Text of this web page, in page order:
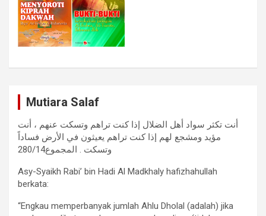
Mutiara Salaf
أنت تكثر سواد أهل الضلال إذا كنت تراهم وتسكت عنهم ، أنت
مؤيد ومشجع لهم إذا كنت تراهم يعيثون في الأرض فساداً
وتسكت . المجموع280/14
Asy-Syaikh Rabi’ bin Hadi Al Madkhaly hafizhahullah
berkata:
“Engkau memperbanyak jumlah Ahlu Dholal (adalah) jika